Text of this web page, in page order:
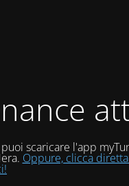
scaricare l'app
Oppure, clicca